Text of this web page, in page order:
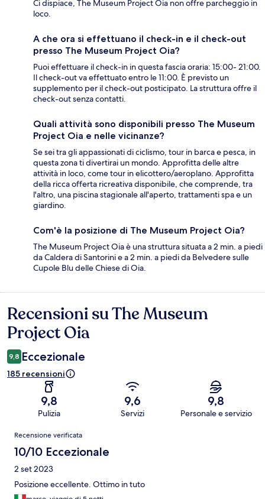
Ci dispiace, The Museum Project Oia non offre parcheggio in
loco.
A che ora si effettuano il check-in e il check-out
presso The Museum Project Oia?
Puoi effettuare il check-in in questa fascia oraria: 15:00- 21:00.
Il check-out va effettuato entro le 11:00. È previsto un
supplemento per il check-out posticipato. La struttura offre il
check-out senza contatti.
Quali attività sono disponibili presso The Museum
Project Oia e nelle vicinanze?
Se sei tra gli appassionati di ciclismo, tour in barca e pesca, in
questa zona ti divertirai un mondo. Approfitta delle altre
attività in loco, come tour in elicottero/aeroplano. Approfitta
della ricca offerta ricreativa disponibile, che comprende, tra
l'altro, una piscina stagionale all'aperto, trattamenti spa e un
giardino.
Com'è la posizione di The Museum Project Oia?
The Museum Project Oia è una struttura situata a 2 min. a piedi
da Caldera di Santorini e a 2 min. a piedi da Belvedere sulle
Cupole Blu delle Chiese di Oia.
Recensioni
Recensioni su The Museum
Project Oia
9,8 Eccezionale
185 recensioni
9,8
Pulizia
9,6
Servizi
9,8
Personale e servizio
Recensioni
Recensione verificata
10/10 Eccezionale
2 set 2023
Posizione eccellente. Ottimo in tuto